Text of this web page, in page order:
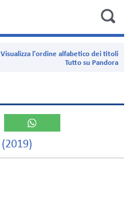
Visualizza l'ordine alfabetico dei titoli
Tutto su Pandora
(2019)